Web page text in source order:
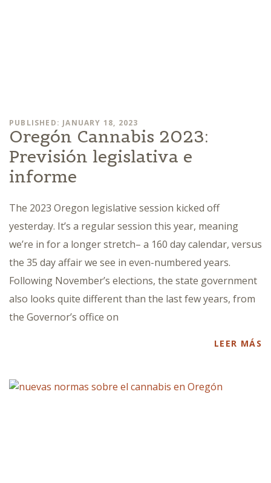
PUBLISHED: JANUARY 18, 2023
Oregón Cannabis 2023:
Previsión legislativa e
informe
The 2023 Oregon legislative session kicked off
yesterday. It’s a regular session this year, meaning
we’re in for a longer stretch– a 160 day calendar, versus
the 35 day affair we see in even-numbered years.
Following November’s elections, the state government
also looks quite different than the last few years, from
the Governor’s office on
LEER MÁS